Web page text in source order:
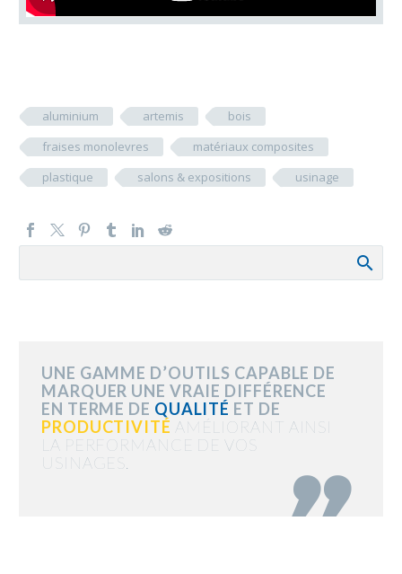
aluminium artemis
bois
fraises monolevres
matériaux composites
plastique
salons & expositions usinage
UNE GAMME D’OUTILS CAPABLE DE
MARQUER UNE VRAIE DIFFÉRENCE
EN TERME DE QUALITÉ ET DE
PRODUCTIVITÉ AMÉLIORANT AINSI
LA PERFORMANCE DE VOS
USINAGES.
